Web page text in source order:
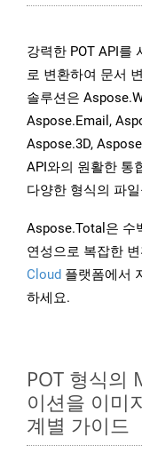
강력한 POT API를
로 변환하여 문서
솔루션은
Aspose.Email,
Aspose.3D,
API와의 원활한 통
다양한 형식의 파
Aspose.Total은 수
연성으로 복잡한
Cloud 플랫폼에서
하세요.
POT 형식의
이션을 이미
계별 가이드